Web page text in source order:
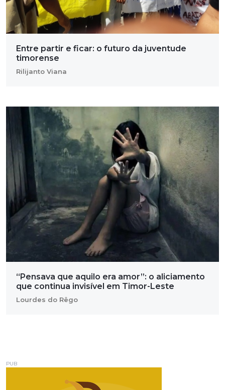
Entre partir e ficar: o futuro da juventude
timorense
Rilijanto Viana
“Pensava que aquilo era amor”: o aliciamento
que continua invisível em Timor-Leste
Lourdes do Rêgo
PUB